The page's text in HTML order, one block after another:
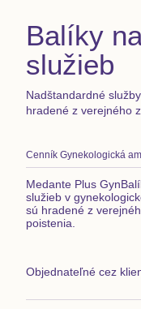
Balíky
služieb
Nadštandardné
hradené z verejného
Cenník Gynekologická
Medante Plus Gyn
služieb v
sú hradené z
poistenia.
Objednateľné cez